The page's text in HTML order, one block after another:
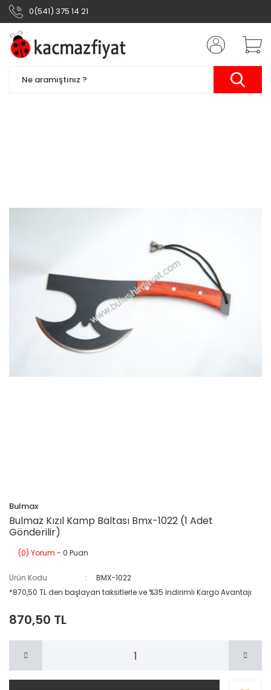
0(541) 375 14 21
Bulmax
Bulmaz Kızıl Kamp Baltası Bmx-1022 (1 Adet
Gönderilir)
(0) Yorum - 0 Puan
Ürün Kodu
BMX-1022
*870,50 TL den başlayan taksitlerle ve %35 İndirimli Kargo Avantajı
870,50 TL